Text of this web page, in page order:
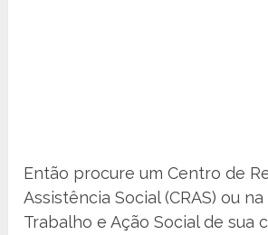
Então procure um Centro de
Assistência Social (CRAS) ou
Trabalho e Ação Social de sua